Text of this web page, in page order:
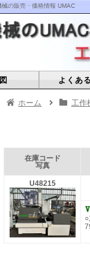
の販売・価格情報 UMAC
よくあ
ホーム 工作
在庫コード
写真
U48215